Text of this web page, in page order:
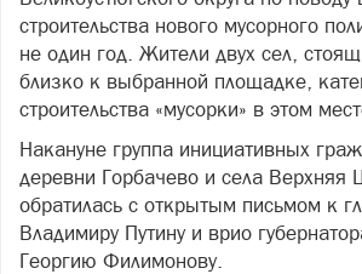
строительства нового мусорного
не один год. Жители двух сел,
близко к выбранной площадке,
строительства «мусорки» в этом
Накануне группа инициативных
деревни Горбачево и села Верхняя
обратилась с открытым письмом к
Владимиру Путину и врио
Георгию Филимонову.